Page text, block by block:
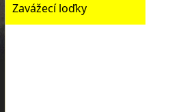
Zavážecí loďky